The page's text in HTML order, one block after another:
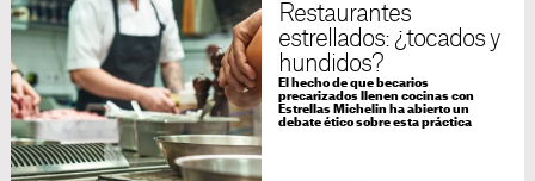
Restaurantes
estrellados: ¿tocados y
hundidos?
El hecho de que becarios
precarizados llenen cocinas con
Estrellas Michelin ha abierto un
debate ético sobre esta práctica